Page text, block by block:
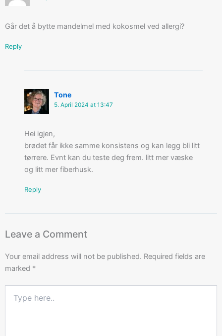
Går det å bytte mandelmel med kokosmel ved allergi?
Reply
Tone
5. April 2024 at 13:47
Hei igjen,
brødet får ikke samme konsistens og kan legg bli litt
tørrere. Evnt kan du teste deg frem. litt mer væske
og litt mer fiberhusk.
Reply
Leave a Comment
Your email address will not be published. Required fields are
marked *
here..